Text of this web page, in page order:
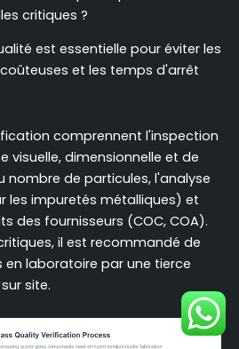
critiques ?
est essentielle pour éviter les
et les temps d'arrêt
comprennent l'inspection
visuelle, dimensionnelle et de
nombre de particules, l'analyse
les impuretés métalliques) et
des fournisseurs (COC, COA).
il est recommandé de
en laboratoire par une tierce
site.